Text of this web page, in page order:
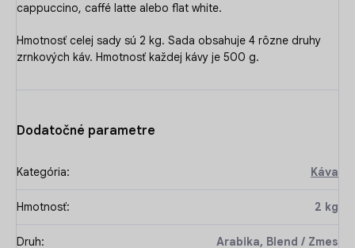
cappuccino, caffé latte alebo flat white.
Hmotnosť celej sady sú 2 kg. Sada obsahuje 4 rôzne druhy
zrnkových káv. Hmotnosť každej kávy je 500 g.
Dodatočné parametre
Kategória: Káva
Hmotnosť: 2 kg
Druh: Arabika, Blend / Zmes